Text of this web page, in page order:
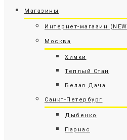
Магазины
Интернет-магазин (NEW
Москва
Химки
Теплый Стан
Белая Дача
Санкт-Петербург
Дыбенко
Парнас